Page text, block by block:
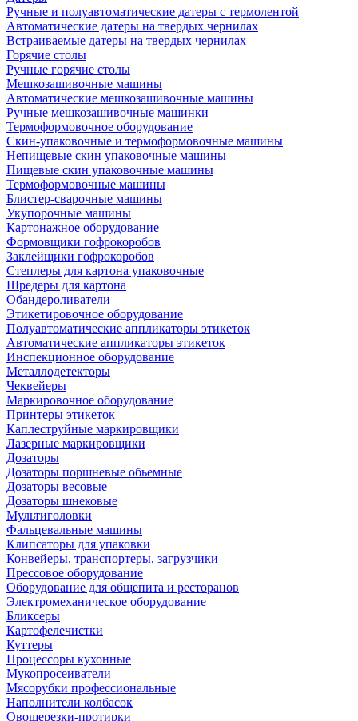
Ручные и полуавтоматические датеры с термолентой
Автоматические датеры на твердых чернилах
Встраиваемые датеры на твердых чернилах
Горячие столы
Ручные горячие столы
Мешкозашивочные машины
Автоматические мешкозашивочные машины
Ручные мешкозашивочные машинки
Термоформовочное оборудование
Скин-упаковочные и термоформовочные машины
Непищевые скин упаковочные машины
Пищевые скин упаковочные машины
Термоформовочные машины
Блистер-сварочные машины
Укупорочные машины
Картонажное оборудование
Формовщики гофрокоробов
Заклейщики гофрокоробов
Степлеры для картона упаковочные
Шредеры для картона
Обандероливатели
Этикетировочное оборудование
Полуавтоматические аппликаторы этикеток
Автоматические аппликаторы этикеток
Инспекционное оборудование
Металлодетекторы
Чеквейеры
Маркировочное оборудование
Принтеры этикеток
Каплеструйные маркировщики
Лазерные маркировщики
Дозаторы
Дозаторы поршневые обьемные
Дозаторы весовые
Дозаторы шнековые
Мультиголовки
Фальцевальные машины
Клипсаторы для упаковки
Конвейеры, транспортеры, загрузчики
Прессовое оборудование
Оборудование для общепита и ресторанов
Электромеханическое оборудование
Бликсеры
Картофелечистки
Куттеры
Процессоры кухонные
Мукопросеиватели
Мясорубки профессиональные
Наполнители колбасок
Овощерезки-протирки